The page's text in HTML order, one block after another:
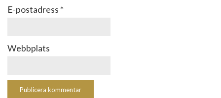
E-postadress *
Webbplats